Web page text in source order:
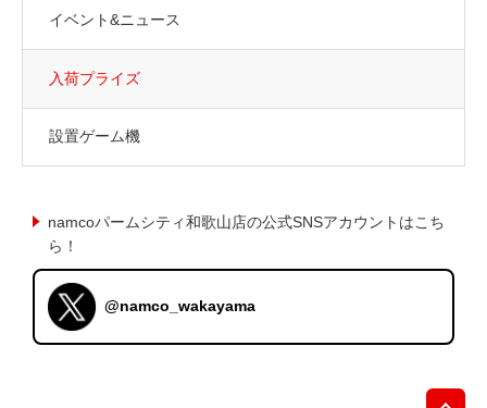
イベント&ニュース
入荷プライズ
設置ゲーム機
namcoパームシティ和歌山店の公式SNSアカウントはこち
ら！
@namco_wakayama